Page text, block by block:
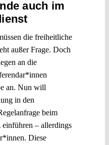
auch im
die freiheitliche
außer Frage. Doch
an die
an. Nun will
in den
beim
einführen – allerdings
Diese